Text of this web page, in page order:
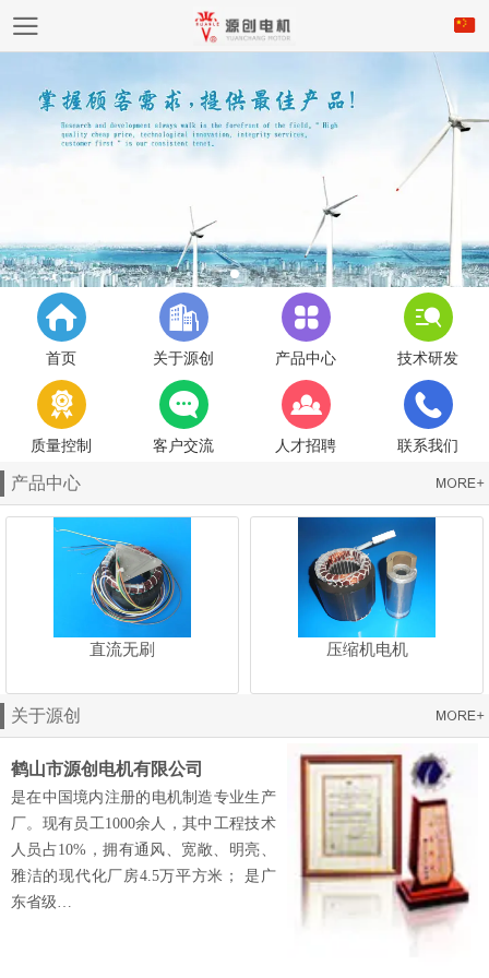
首页 关于源创 产品中心 技术研发
质量控制 客户交流 人才招聘 联系我们
产品中心
直流无刷 压缩机电机
关于源创
鹤山市源创电机有限公司
是在中国境内注册的电机制造专业生产
厂。现有员工1000余人，其中工程技术
人员占10%，拥有通风、宽敞、明亮、
雅洁的现代化厂房4.5万平方米； 是广
东省级…